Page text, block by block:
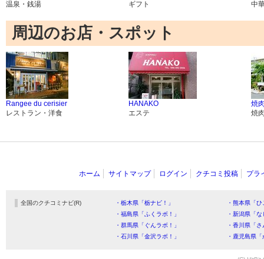
温泉・銭湯
ギフト
中
周辺のお店・スポット
Rangee du cerisier
レストラン・洋食
HANAKO
エステ
焼
焼
ホーム サイトマップ ログイン クチコミ投稿 プラ
全国のクチコミナビ(R) ・栃木県「栃ナビ！」
・熊本県「
・福島県「ふくラボ！」
・新潟県「
・群馬県「ぐんラボ！」
・香川県「
・石川県「金沢ラボ！」
・鹿児島県